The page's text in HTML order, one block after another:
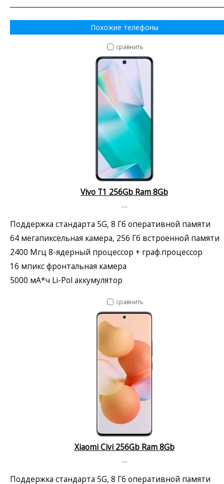
Похожие телефоны
сравнить
Vivo T1 256Gb Ram 8Gb
--
Поддержка стандарта 5G, 8 Гб оперативной памяти
64 мегапиксельная камера, 256 Гб встроенной памяти
2400 Мгц 8-ядерный процессор + граф.процессор
16 мпикс фронтальная камера
5000 мА*ч Li-Pol аккумулятор
сравнить
Xiaomi Civi 256Gb Ram 8Gb
--
Поддержка стандарта 5G, 8 Гб оперативной памяти